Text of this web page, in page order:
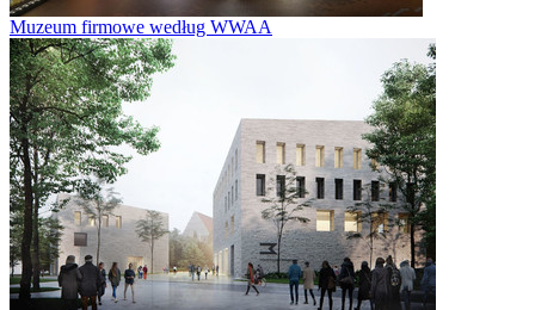
Muzeum firmowe według WWAA